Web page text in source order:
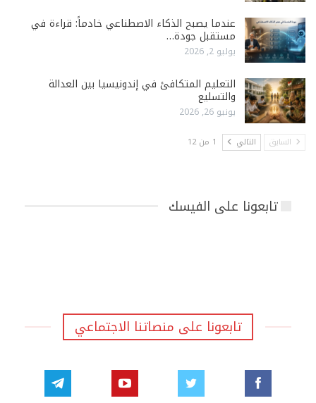
عندما يصبح الذكاء الاصطناعي خادماً: قراءة في
مستقبل جودة…
يوليو 2, 2026
التعليم المتكافئ في إندونيسيا بين العدالة
والتسليع
يونيو 26, 2026
السابق التالي 1 من 12
تابعونا على الفيسك
تابعونا على منصاتنا الاجتماعي